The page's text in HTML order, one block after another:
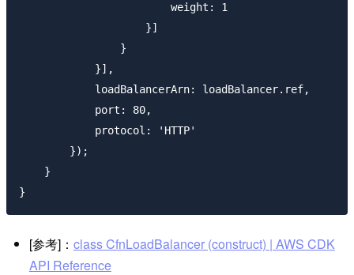
                        weight: 1
                    }]
                }
            }],
            loadBalancerArn: loadBalancer.ref,
            port: 80,
            protocol: 'HTTP'
        });
    }
[参考]： class CfnLoadBalancer (construct) | AWS CDK
API Reference